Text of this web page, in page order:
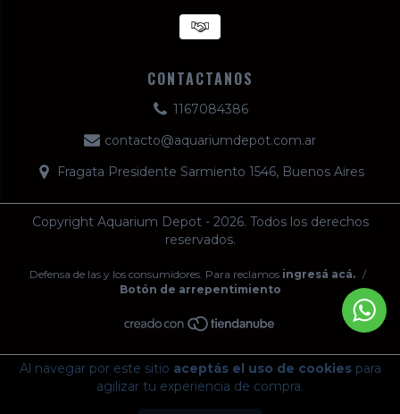
Al navegar por este sitio aceptás el uso de cookiespara
agilizar tu experiencia de compra.
CONTACTANOS
1167084386
contacto@aquariumdepot.com.ar
Fragata Presidente Sarmiento 1546, Buenos Aires
Copyright Aquarium Depot - 2026. Todos los derechos
reservados.
Defensa de las y los consumidores. Para reclamos ingresá acá. /
Botón de arrepentimiento